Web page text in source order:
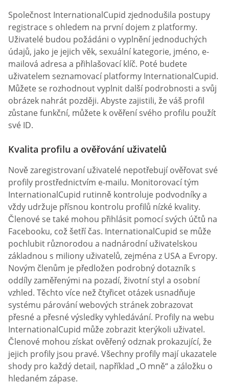
Společnost InternationalCupid zjednodušila postupy
registrace s ohledem na první dojem z platformy.
Uživatelé budou požádáni o vyplnění jednoduchých
údajů, jako je jejich věk, sexuální kategorie, jméno, e-
mailová adresa a přihlašovací klíč. Poté budete
uživatelem seznamovací platformy InternationalCupid.
Můžete se rozhodnout vyplnit další podrobnosti a svůj
obrázek nahrát později. Abyste zajistili, že váš profil
zůstane funkční, můžete k ověření svého profilu použít
své ID.
Kvalita profilu a ověřování uživatelů
Nově zaregistrovaní uživatelé nepotřebují ověřovat své
profily prostřednictvím e-mailu. Monitorovací tým
InternationalCupid rutinně kontroluje podvodníky a
vždy udržuje přísnou kontrolu profilů nízké kvality.
Členové se také mohou přihlásit pomocí svých účtů na
Facebooku, což šetří čas. InternationalCupid se může
pochlubit různorodou a nadnárodní uživatelskou
základnou s miliony uživatelů, zejména z USA a Evropy.
Novým členům je předložen podrobný dotazník s
oddíly zaměřenými na pozadí, životní styl a osobní
vzhled. Těchto více než čtyřicet otázek usnadňuje
systému párování webových stránek zobrazovat
přesné a přesné výsledky vyhledávání. Profily na webu
InternationalCupid může zobrazit kterýkoli uživatel.
Členové mohou získat ověřený odznak prokazující, že
jejich profily jsou pravé. Všechny profily mají ukazatele
shody pro každý detail, například „O mně“ a záložku o
hledaném zápase.